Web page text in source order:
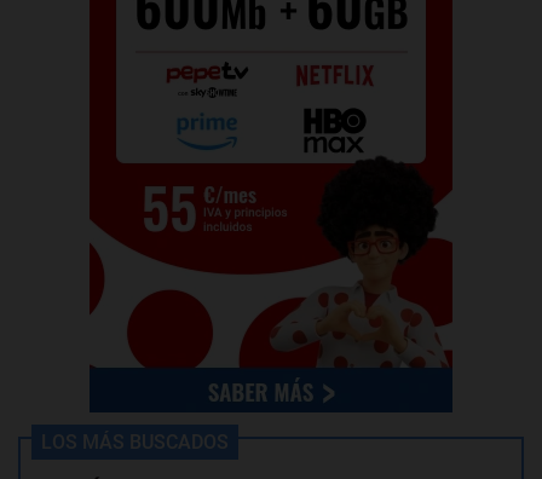
LOS MÁS BUSCADOS